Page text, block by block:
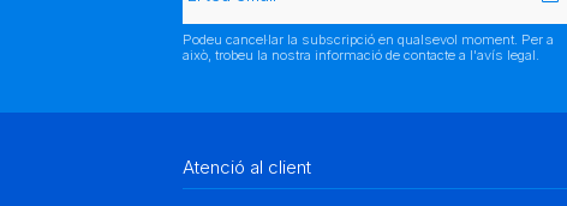
Podeu cancel·lar la subscripció en qualsevol moment. Per a
això, trobeu la nostra informació de contacte a l'avís legal.
Atenció al client